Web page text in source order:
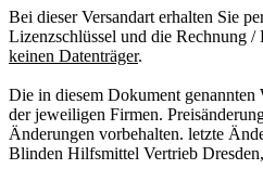
Bei dieser Versandart erhalten Sie
Lizenzschlüssel und die Rechnung /
keinen Datenträger.
Die in diesem Dokument genannten
der jeweiligen Firmen.
Änderungen vorbehalten. letzte
Blinden Hilfsmittel Vertrieb Dresden,